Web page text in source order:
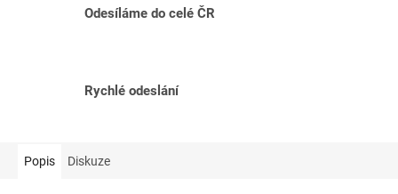
Odesíláme do celé ČR
Rychlé odeslání
Popis Diskuze